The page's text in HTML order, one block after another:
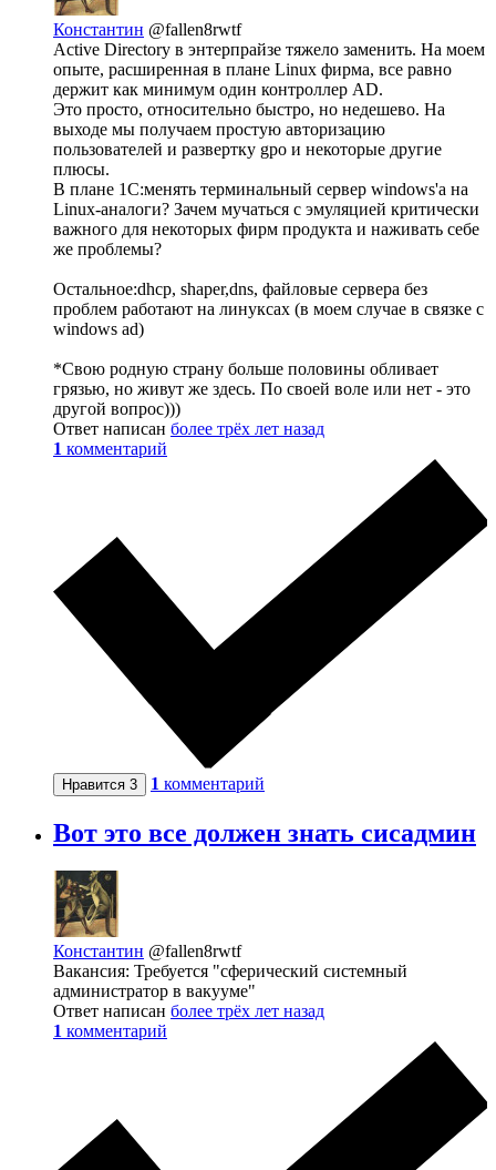
Константин @fallen8rwtf
Active Directory в энтерпрайзе тяжело заменить. На моем
опыте, расширенная в плане Linux фирма, все равно
держит как минимум один контроллер AD.
Это просто, относительно быстро, но недешево. На
выходе мы получаем простую авторизацию
пользователей и развертку gpo и некоторые другие
плюсы.
В плане 1С:менять терминальный сервер windows'а на
Linux-аналоги? Зачем мучаться с эмуляцией критически
важного для некоторых фирм продукта и наживать себе
же проблемы?
Остальное:dhcp, shaper,dns, файловые сервера без
проблем работают на линуксах (в моем случае в связке с
windows ad)
*Свою родную страну больше половины обливает
грязью, но живут же здесь. По своей воле или нет - это
другой вопрос)))
Ответ написан более трёх лет назад
1 комментарий
Нравится 3 1 комментарий
Вот это все должен знать сисадмин
Константин @fallen8rwtf
Вакансия: Требуется "сферический системный
администратор в вакууме"
Ответ написан более трёх лет назад
1 комментарий